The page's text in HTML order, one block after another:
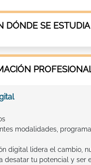
DÓNDE SE
modalidades,
digital lidera el cambio,
desatar tu potencial y ser